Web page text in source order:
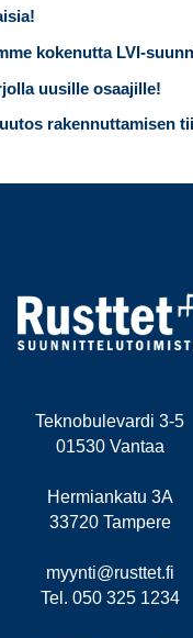
kokenutta LVI-
uusille osaajille!
rakennuttamisen
Teknobulevardi 3-5
01530 Vantaa
Hermiankatu 3A
33720 Tampere
myynti@rusttet.fi
Tel. 050 325 1234